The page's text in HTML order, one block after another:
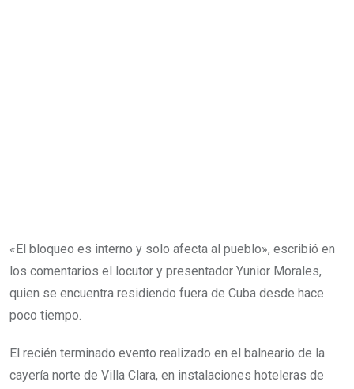
«El bloqueo es interno y solo afecta al pueblo», escribió en
los comentarios el locutor y presentador Yunior Morales,
quien se encuentra residiendo fuera de Cuba desde hace
poco tiempo.
El recién terminado evento realizado en el balneario de la
cayería norte de Villa Clara, en instalaciones hoteleras de